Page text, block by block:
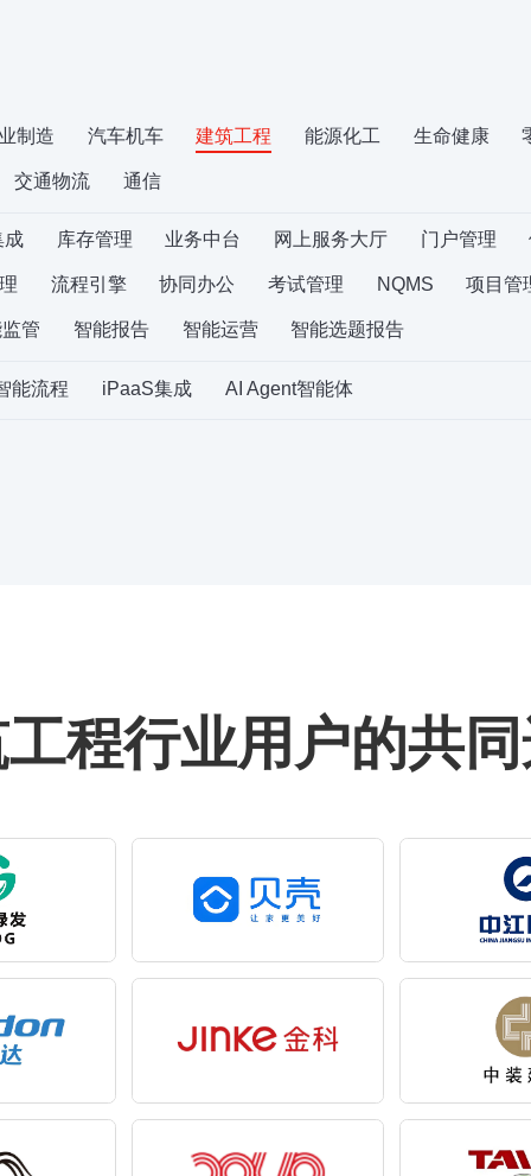
制造 汽车机车 建筑工程 能源化工 生命健康
交通物流 通信
成 库存管理 业务中台 网上服务大厅 门户管理
流程引擎 协同办公 考试管理 NQMS 项目管
管 智能报告 智能运营 智能选题报告
能流程 iPaaS集成 AI Agent智能体
程行业用户的共